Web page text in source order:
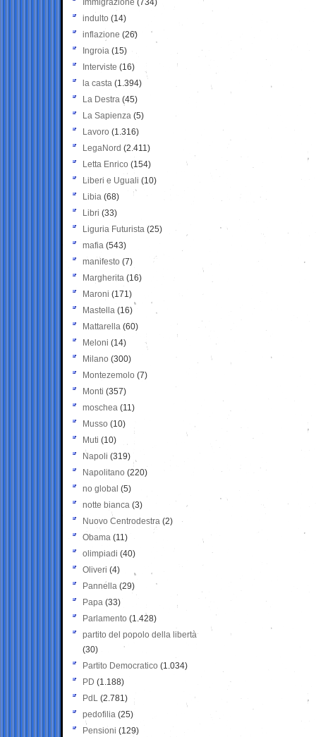
Immigrazione (734)
indulto (14)
inflazione (26)
Ingroia (15)
Interviste (16)
la casta (1.394)
La Destra (45)
La Sapienza (5)
Lavoro (1.316)
LegaNord (2.411)
Letta Enrico (154)
Liberi e Uguali (10)
Libia (68)
Libri (33)
Liguria Futurista (25)
mafia (543)
manifesto (7)
Margherita (16)
Maroni (171)
Mastella (16)
Mattarella (60)
Meloni (14)
Milano (300)
Montezemolo (7)
Monti (357)
moschea (11)
Musso (10)
Muti (10)
Napoli (319)
Napolitano (220)
no global (5)
notte bianca (3)
Nuovo Centrodestra (2)
Obama (11)
olimpiadi (40)
Oliveri (4)
Pannella (29)
Papa (33)
Parlamento (1.428)
partito del popolo della libertà
(30)
Partito Democratico (1.034)
PD (1.188)
PdL (2.781)
pedofilia (25)
Pensioni (129)